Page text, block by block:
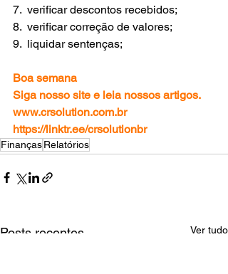
7.  verificar descontos recebidos;
8.  verificar correção de valores;
9.  liquidar sentenças;
Boa semana
Siga nosso site e leia nossos artigos.
www.crsolution.com.br
https://linktr.ee/crsolutionbr
FinançasRelatórios
Posts recentes Ver tudo